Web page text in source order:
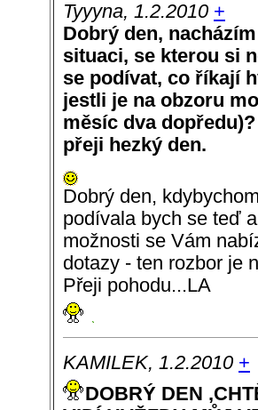
Tyyyna, 1.2.2010 +
Dobrý den,
situaci, se kterou si
se podívat, co říkají
jestli je na obzoru
měsíc dva
přeji hezký den.
Dobrý den,
podívala bych se teď
možnosti se Vám
dotazy - ten rozbor je
Přeji pohodu...LA
KAMILEK, 1.2.2010 +
DOBRÝ DEN